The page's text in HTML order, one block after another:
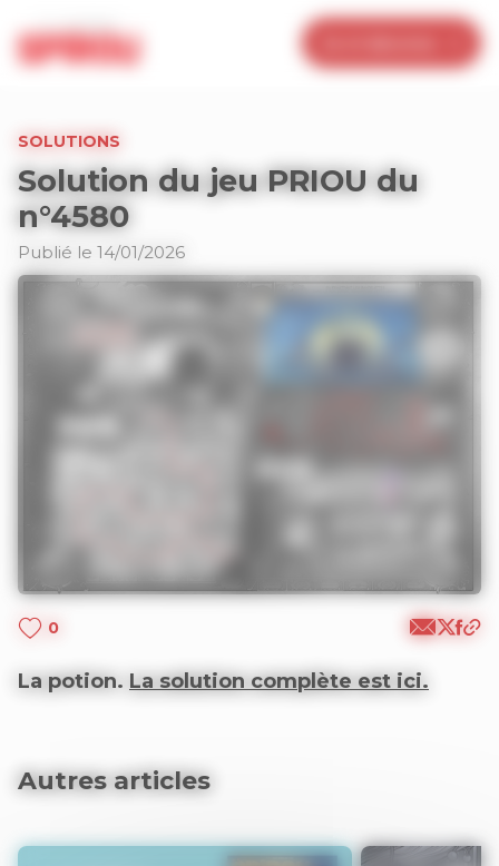
SOLUTIONS
Solution du jeu PRIOU du
n°4580
Publié le 14/01/2026
0
La potion. La solution complète est ici.
Autres articles